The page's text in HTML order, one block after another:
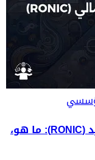
العائد على رأس المال المستثمر الجديد (RONIC): ما هو،